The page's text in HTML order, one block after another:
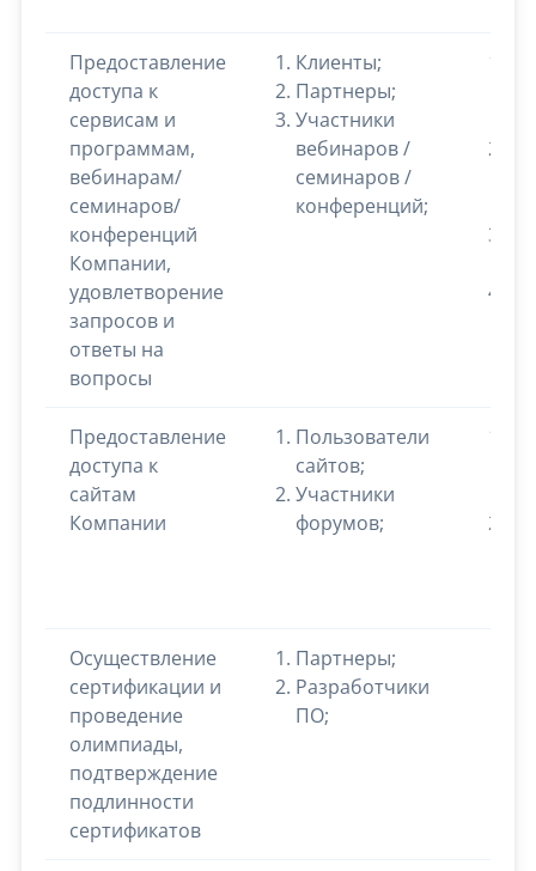
Предоставление
доступа к
сервисам и
программам,
вебинарам/
семинаров/
конференций
Компании,
удовлетворение
запросов и
ответы на
вопросы
Клиенты;
Партнеры;
Участники
вебинаров /
семинаров /
конференций;
Предоставление
доступа к
сайтам
Компании
Пользователи
сайтов;
Участники
форумов;
Осуществление
сертификации и
проведение
олимпиады,
подтверждение
подлинности
сертификатов
Партнеры;
Разработчики
ПО;